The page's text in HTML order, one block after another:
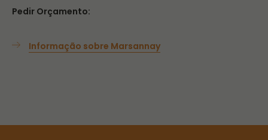
Pedir Orçamento:
Informação sobre Marsannay